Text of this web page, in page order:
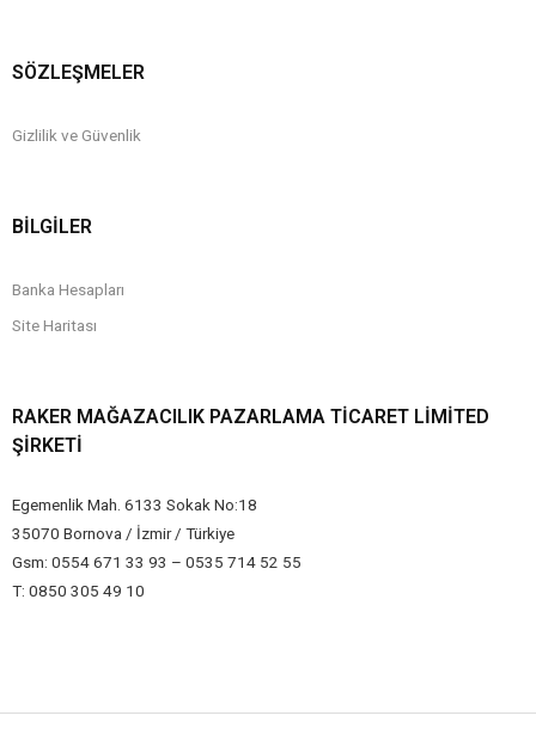
SÖZLEŞMELER
Gizlilik ve Güvenlik
BİLGİLER
Banka Hesapları
Site Haritası
RAKER MAĞAZACILIK PAZARLAMA TICARET LIMITED
ŞIRKETI
Egemenlik Mah. 6133 Sokak No:18
35070 Bornova / İzmir / Türkiye
Gsm: 0554 671 33 93 – 0535 714 52 55
T: 0850 305 49 10